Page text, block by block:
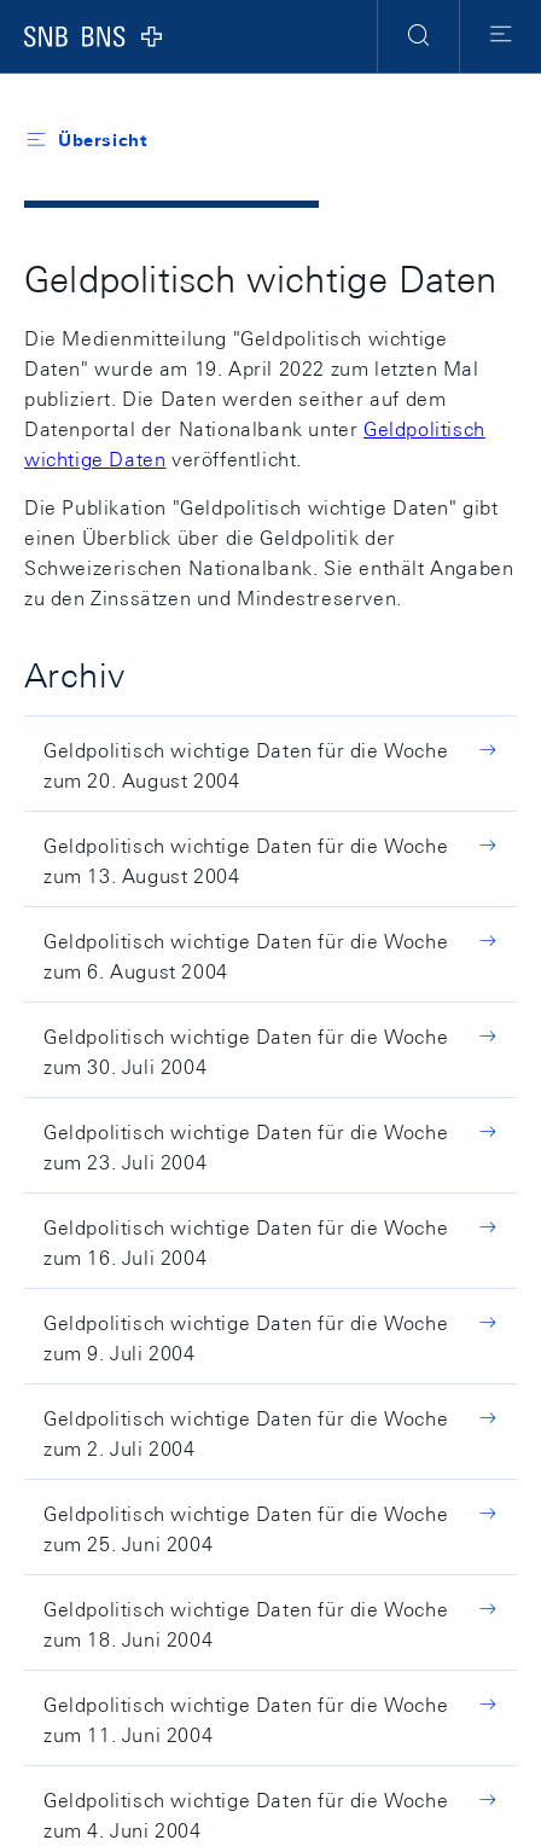
Logo
Navigation
Suche Menu
Übersicht
Geldpolitisch wichtige Daten
Die Medienmitteilung "Geldpolitisch wichtige
Daten" wurde am 19. April 2022 zum letzten Mal
publiziert. Die Daten werden seither auf dem
Datenportal der Nationalbank unterGeldpolitisch
wichtige Daten veröffentlicht.
Die Publikation "Geldpolitisch wichtige Daten" gibt
einen Überblick über die Geldpolitik der
Schweizerischen Nationalbank. Sie enthält Angaben
zu den Zinssätzen und Mindestreserven.
Archiv
Geldpolitisch wichtige Daten für die Woche
zum 20. August 2004
Geldpolitisch wichtige Daten für die Woche
zum 13. August 2004
Geldpolitisch wichtige Daten für die Woche
zum 6. August 2004
Geldpolitisch wichtige Daten für die Woche
zum 30. Juli 2004
Geldpolitisch wichtige Daten für die Woche
zum 23. Juli 2004
Geldpolitisch wichtige Daten für die Woche
zum 16. Juli 2004
Geldpolitisch wichtige Daten für die Woche
zum 9. Juli 2004
Geldpolitisch wichtige Daten für die Woche
zum 2. Juli 2004
Geldpolitisch wichtige Daten für die Woche
zum 25. Juni 2004
Geldpolitisch wichtige Daten für die Woche
zum 18. Juni 2004
Geldpolitisch wichtige Daten für die Woche
zum 11. Juni 2004
Geldpolitisch wichtige Daten für die Woche
zum 4. Juni 2004